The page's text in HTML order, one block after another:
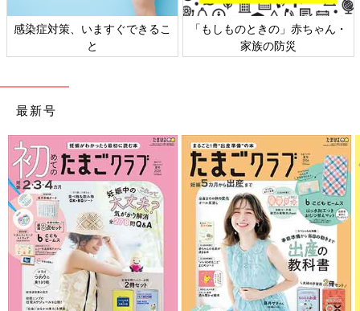
感染症対策、いますぐできるこ
と
「もしものときの」赤ちゃん・
家族の防災
最新号